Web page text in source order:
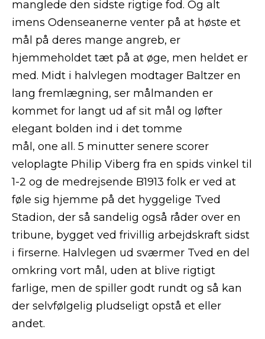
manglede den sidste rigtige fod. Og alt
imens Odenseanerne venter på at høste et
mål på deres mange angreb, er
hjemmeholdet tæt på at øge, men heldet er
med. Midt i halvlegen modtager Baltzer en
lang fremlægning, ser målmanden er
kommet for langt ud af sit mål og løfter
elegant bolden ind i det tomme
mål, one all. 5 minutter senere scorer
veloplagte Philip Viberg fra en spids vinkel til
1-2 og de medrejsende B1913 folk er ved at
føle sig hjemme på det hyggelige Tved
Stadion, der så sandelig også råder over en
tribune, bygget ved frivillig arbejdskraft sidst
i firserne. Halvlegen ud sværmer Tved en del
omkring vort mål, uden at blive rigtigt
farlige, men de spiller godt rundt og så kan
der selvfølgelig pludseligt opstå et eller
andet.